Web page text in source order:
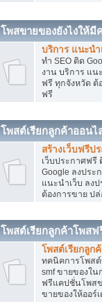
โพสขายของยังไงให้มี
บริการ แนะนำ
ทำ SEO ติด
งาน บริการ แน
ฟรี ทุกจังหวัด ต้
ฟรี
โพสต์เรียกลูกค้าออนไ
สร้างเว็บฟรีป
เว็บประกาศฟรี
Google ลงปร
แนะนำเว็บ ลง
ต้องการขาย ป
โพสต์เรียกลูกค้าโพสฟ
โพสต์เรียกลูก
ทคนิคการโพสต์
smf ขายของใ
ฟรีแคปชั่นโพส
ขายของให้ออร์